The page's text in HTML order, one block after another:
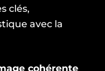
clés,
avec la
cohérente